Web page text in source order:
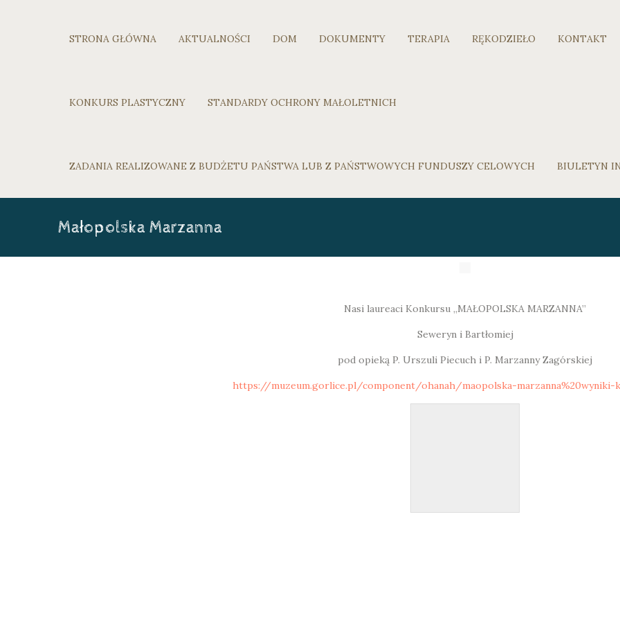
STRONA GŁÓWNA AKTUALNOŚCI DOM DOKUMENTY TERAPIA RĘKODZIEŁO KONTAKT
KONKURS PLASTYCZNY STANDARDY OCHRONY MAŁOLETNICH
ZADANIA REALIZOWANE Z BUDŻETU PAŃSTWA LUB Z PAŃSTWOWYCH FUNDUSZY CELOWYCH BIULETYN
Małopolska Marzanna
Nasi laureaci Konkursu „MAŁOPOLSKA MARZANNA”
Seweryn i Bartłomiej
pod opieką P. Urszuli Piecuch i P. Marzanny Zagórskiej
https://muzeum.gorlice.pl/component/ohanah/maopolska-marzanna%20wyniki-